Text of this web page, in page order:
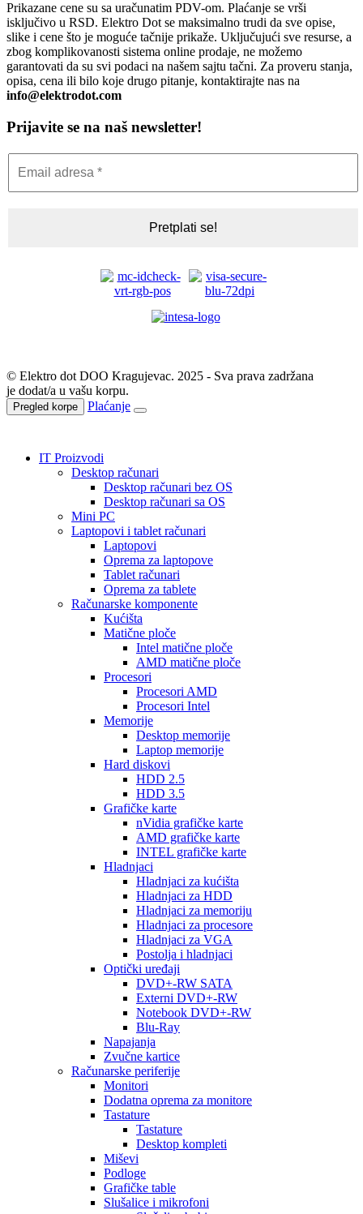
Prikazane cene su sa uračunatim PDV-om. Plaćanje se vrši
isključivo u RSD. Elektro Dot se maksimalno trudi da sve opise,
slike i cene što je moguće tačnije prikaže. Uključujući sve resurse, a
zbog komplikovanosti sistema online prodaje, ne možemo
garantovati da su svi podaci na našem sajtu tačni. Za proveru stanja,
opisa, cena ili bilo koje drugo pitanje, kontaktirajte nas na
info@elektrodot.com
Prijavite se na naš newsletter!
© Elektro dot DOO Kragujevac. 2025 - Sva prava zadržana
je dodat/a u vašu korpu.
Pregled korpe Plaćanje
IT Proizvodi
Desktop računari
Desktop računari bez OS
Desktop računari sa OS
Mini PC
Laptopovi i tablet računari
Laptopovi
Oprema za laptopove
Tablet računari
Oprema za tablete
Računarske komponente
Kućišta
Matične ploče
Intel matične ploče
AMD matične ploče
Procesori
Procesori AMD
Procesori Intel
Memorije
Desktop memorije
Laptop memorije
Hard diskovi
HDD 2.5
HDD 3.5
Grafičke karte
nVidia grafičke karte
AMD grafičke karte
INTEL grafičke karte
Hladnjaci
Hladnjaci za kućišta
Hladnjaci za HDD
Hladnjaci za memoriju
Hladnjaci za procesore
Hladnjaci za VGA
Postolja i hladnjaci
Optički uređaji
DVD+-RW SATA
Externi DVD+-RW
Notebook DVD+-RW
Blu-Ray
Napajanja
Zvučne kartice
Računarske periferije
Monitori
Dodatna oprema za monitore
Tastature
Tastature
Desktop kompleti
Miševi
Podloge
Grafičke table
Slušalice i mikrofoni